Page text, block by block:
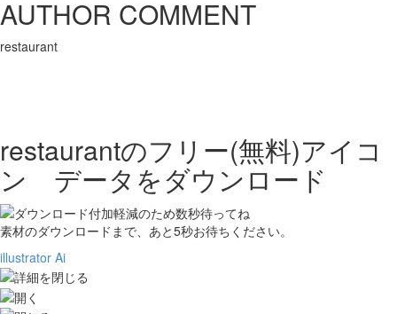
AUTHOR COMMENT
restaurant
restaurantのフリー(無料)アイコ
ン データをダウンロード
素材のダウンロードまで、あと5秒お待ちください。
illustrator Ai